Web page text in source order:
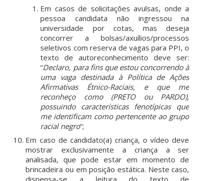
Em casos de solicitações avulsas, onde a
pessoa candidata não ingressou na
universidade por cotas, mas deseja
concorrer a bolsas/axuílios/processos
seletivos com reserva de vagas para PPI, o
texto de autoreconhecimento deve ser:
“Declaro, para fins que estou concorrendo à
uma vaga destinada à Política de Ações
Afirmativas Étnico-Raciais, e que me
reconheço como (PRETO ou PARDO),
possuindo características fenotípicas que
me identificam como pertencente ao grupo
racial negro”;
Em caso de candidato(a) criança, o vídeo deve
mostrar exclusivamente a criança a ser
analisada, que pode estar em momento de
brincadeira ou em posição estática. Neste caso,
dispensa-se a leitura do texto de